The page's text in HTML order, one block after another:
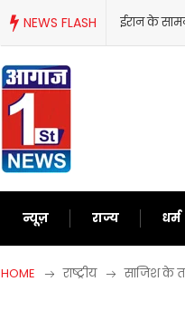
NEWS FLASH ईरान के
न्यूज़ राज्य धर्म
HOME राष्ट्रीय साजिश के